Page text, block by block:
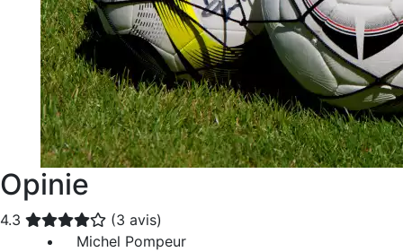
Opinie
4.3
(3 avis)
Michel Pompeur